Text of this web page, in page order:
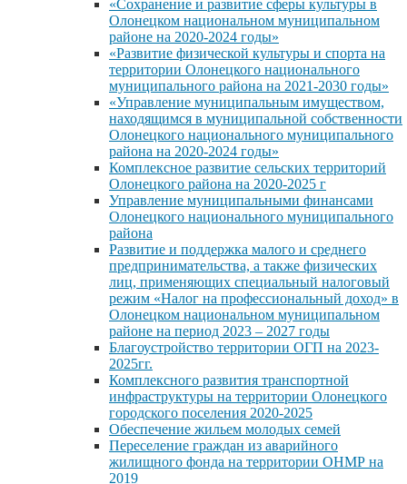
«Сохранение и развитие сферы культуры в
Олонецком национальном муниципальном
районе на 2020-2024 годы»
«Развитие физической культуры и спорта на
территории Олонецкого национального
муниципального района на 2021-2030 годы»
«Управление муниципальным имуществом,
находящимся в муниципальной собственности
Олонецкого национального муниципального
района на 2020-2024 годы»
Комплексное развитие сельских территорий
Олонецкого района на 2020-2025 г
Управление муниципальными финансами
Олонецкого национального муниципального
района
Развитие и поддержка малого и среднего
предпринимательства, а также физических
лиц, применяющих специальный налоговый
режим «Налог на профессиональный доход» в
Олонецком национальном муниципальном
районе на период 2023 – 2027 годы
Благоустройство территории ОГП на 2023-
2025гг.
Комплексного развития транспортной
инфраструктуры на территории Олонецкого
городского поселения 2020-2025
Обеспечение жильем молодых семей
Переселение граждан из аварийного
жилищного фонда на территории ОНМР на
2019